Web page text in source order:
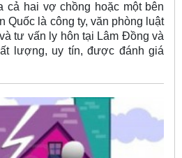
cả hai vợ chồng hoặc một bên
Quốc là công ty, văn phòng luật
tư vấn ly hôn tại Lâm Đồng và
lượng, uy tín, được đánh giá